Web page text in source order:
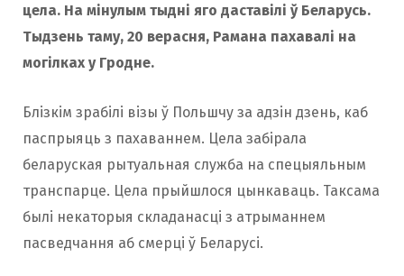
цела. На мінулым тыдні яго даставілі ў Беларусь.
Тыдзень таму, 20 верасня, Рамана пахавалі на
могілках у Гродне.
Блізкім зрабілі візы ў Польшчу за адзін дзень, каб
паспрыяць з пахаваннем. Цела забірала
беларуская рытуальная служба на спецыяльным
транспарце. Цела прыйшлося цынкаваць. Таксама
былі некаторыя складанасці з атрыманнем
пасведчання аб смерці ў Беларусі.